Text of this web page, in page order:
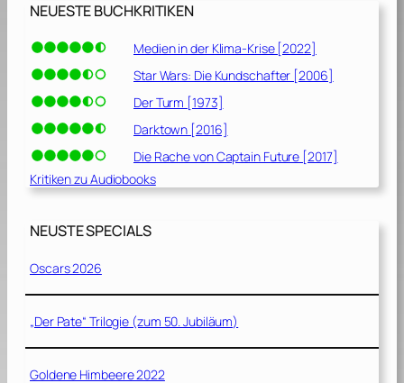
NEUESTE BUCHKRITIKEN
Medien in der Klima-Krise [2022]
Star Wars: Die Kundschafter [2006]
Der Turm [1973]
Darktown [2016]
Die Rache von Captain Future [2017]
Kritiken zu Audiobooks
NEUSTE SPECIALS
Oscars 2026
„Der Pate“ Trilogie (zum 50. Jubiläum)
Goldene Himbeere 2022